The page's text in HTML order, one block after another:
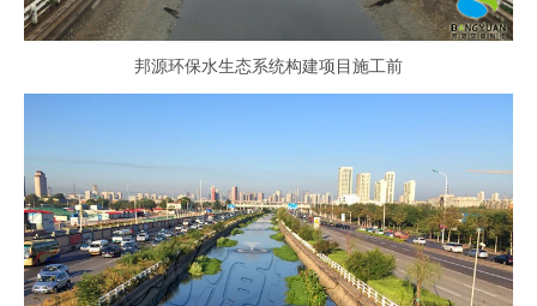
邦源环保水生态系统构建项目施工前